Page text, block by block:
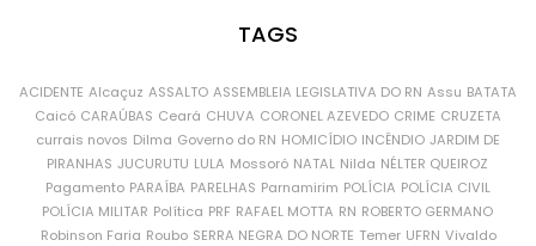
TAGS
ACIDENTE Alcaçuz ASSALTO ASSEMBLEIA LEGISLATIVA DO RN Assu BATATA
Caicó CARAÚBAS Ceará CHUVA CORONEL AZEVEDO CRIME CRUZETA
currais novos Dilma Governo do RN HOMICÍDIO INCÊNDIO JARDIM DE
PIRANHAS JUCURUTU LULA Mossoró NATAL Nilda NÉLTER QUEIROZ
Pagamento PARAÍBA PARELHAS Parnamirim POLÍCIA POLÍCIA CIVIL
POLÍCIA MILITAR Política PRF RAFAEL MOTTA RN ROBERTO GERMANO
Robinson Faria Roubo SERRA NEGRA DO NORTE Temer UFRN Vivaldo